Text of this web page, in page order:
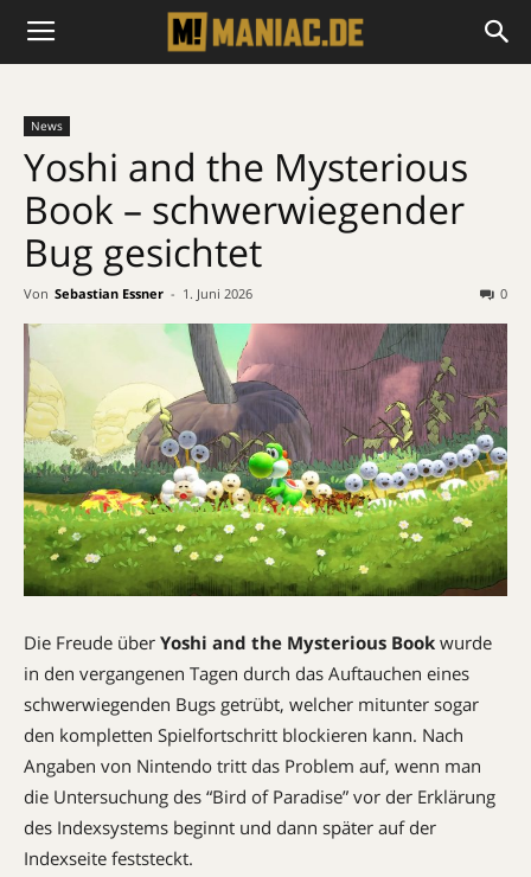
News
Yoshi and the Mysterious
Book – schwerwiegender
Bug gesichtet
Von Sebastian Essner - 1. Juni 2026 0
Die Freude über Yoshi and the Mysterious Book wurde
in den vergangenen Tagen durch das Auftauchen eines
schwerwiegenden Bugs getrübt, welcher mitunter sogar
den kompletten Spielfortschritt blockieren kann. Nach
Angaben von Nintendo tritt das Problem auf, wenn man
die Untersuchung des “Bird of Paradise” vor der Erklärung
des Indexsystems beginnt und dann später auf der
Indexseite feststeckt.